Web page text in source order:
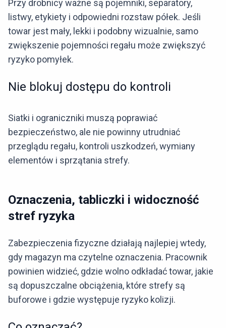
Przy drobnicy ważne są pojemniki, separatory,
listwy, etykiety i odpowiedni rozstaw półek. Jeśli
towar jest mały, lekki i podobny wizualnie, samo
zwiększenie pojemności regału może zwiększyć
ryzyko pomyłek.
Nie blokuj dostępu do kontroli
Siatki i ograniczniki muszą poprawiać
bezpieczeństwo, ale nie powinny utrudniać
przeglądu regału, kontroli uszkodzeń, wymiany
elementów i sprzątania strefy.
Oznaczenia, tabliczki i widoczność
stref ryzyka
Zabezpieczenia fizyczne działają najlepiej wtedy,
gdy magazyn ma czytelne oznaczenia. Pracownik
powinien widzieć, gdzie wolno odkładać towar, jakie
są dopuszczalne obciążenia, które strefy są
buforowe i gdzie występuje ryzyko kolizji.